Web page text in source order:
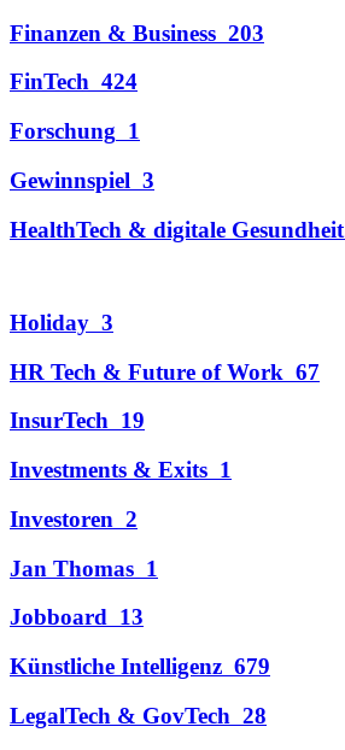
Finanzen & Business 203
FinTech 424
Forschung 1
Gewinnspiel 3
HealthTech & digitale Gesundheit
Holiday 3
HR Tech & Future of Work 67
InsurTech 19
Investments & Exits 1
Investoren 2
Jan Thomas 1
Jobboard 13
Künstliche Intelligenz 679
LegalTech & GovTech 28